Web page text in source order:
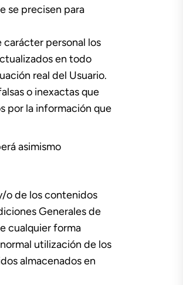
se precisen para
personal los
en todo
real del Usuario.
o inexactas que
por la información que
asimismo
o de los contenidos
Generales de
cualquier forma
utilización de los
almacenados en